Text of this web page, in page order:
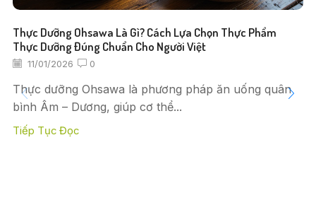
Thực Dưỡng Ohsawa Là Gì? Cách Lựa Chọn Thực Phẩm
Thực Dưỡng Đúng Chuẩn Cho Người Việt
11/01/2026 0
Thực dưỡng Ohsawa là phương pháp ăn uống quân
bình Âm – Dương, giúp cơ thể...
Tiếp Tục Đọc